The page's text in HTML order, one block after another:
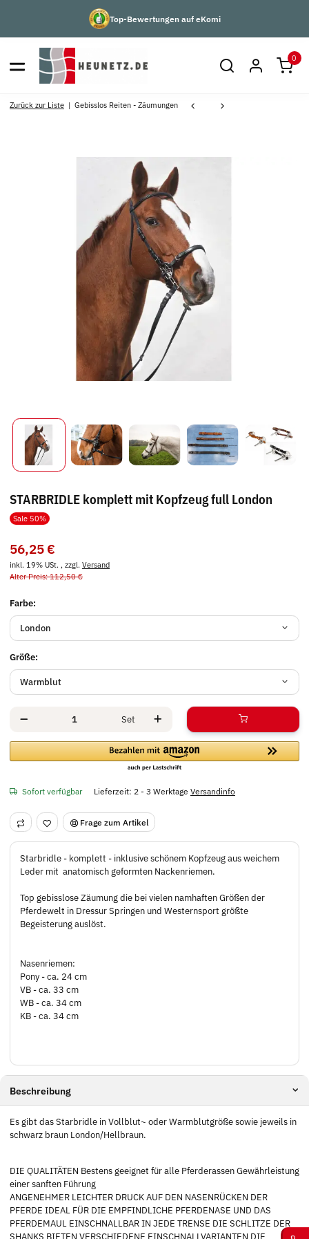
Top-Bewertungen auf eKomi
0
Zurück zur Liste Gebisslos Reiten - Zäumungen
STARBRIDLE komplett mit Kopfzeug full London
Sale 50%
56,25 €
inkl. 19% USt. , zzgl. Versand
Alter Preis: 112,50 €
Farbe:
London
Größe:
Warmblut
Set
Sofort verfügbar Lieferzeit: 2 - 3 Werktage Versandinfo
Frage zum Artikel
Starbridle - komplett - inklusive schönem Kopfzeug aus weichem
Leder mit anatomisch geformten Nackenriemen.
Top gebisslose Zäumung die bei vielen namhaften Größen der
Pferdewelt in Dressur Springen und Westernsport größte
Begeisterung auslöst.
Nasenriemen:
Pony - ca. 24 cm
VB - ca. 33 cm
WB - ca. 34 cm
KB - ca. 34 cm
Beschreibung
Es gibt das Starbridle in Vollblut~ oder Warmblutgröße sowie jeweils in
schwarz braun London/Hellbraun.
DIE QUALITÄTEN Bestens geeignet für alle Pferderassen Gewährleistung
einer sanften Führung
ANGENEHMER LEICHTER DRUCK AUF DEN NASENRÜCKEN DER
PFERDE IDEAL FÜR DIE EMPFINDLICHE PFERDENASE UND DAS
PFERDEMAUL EINSCHNALLBAR IN JEDE TRENSE DIE SCHLITZE DER